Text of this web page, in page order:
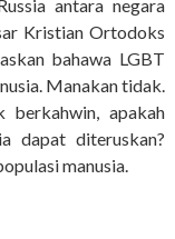
antara negara
Kristian Ortodoks
bahawa LGBT
Manakan tidak.
berkahwin, apakah
dapat diteruskan?
manusia.